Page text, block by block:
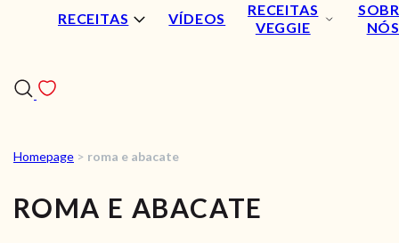
RECEITAS VÍDEOS
RECEITAS
VEGGIE
NÓS
VÍDEOS
Homepage > roma e abacate
ROMA E ABACATE